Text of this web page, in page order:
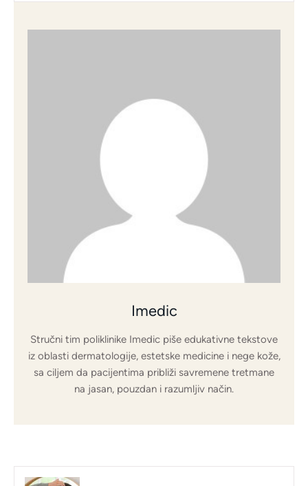
Imedic
Stručni tim poliklinike Imedic piše edukativne tekstove
iz oblasti dermatologije, estetske medicine i nege kože,
sa ciljem da pacijentima približi savremene tretmane
na jasan, pouzdan i razumljiv način.